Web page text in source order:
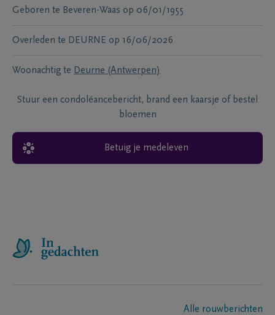
Geboren te Beveren-Waas op 06/01/1955
Overleden te DEURNE op 16/06/2026
Woonachtig te Deurne (Antwerpen)
Stuur een condoléancebericht, brand een kaarsje of bestel
bloemen
Betuig je medeleven
Alle rouwberichten